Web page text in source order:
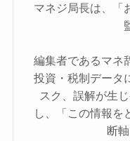
マネジ局長は、「
編集者であるマネ
投資・税制データ
スク、誤解が生
し、「この情報を
断